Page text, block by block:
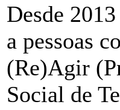
Desde
a pessoas
(Re)Agir
Social de